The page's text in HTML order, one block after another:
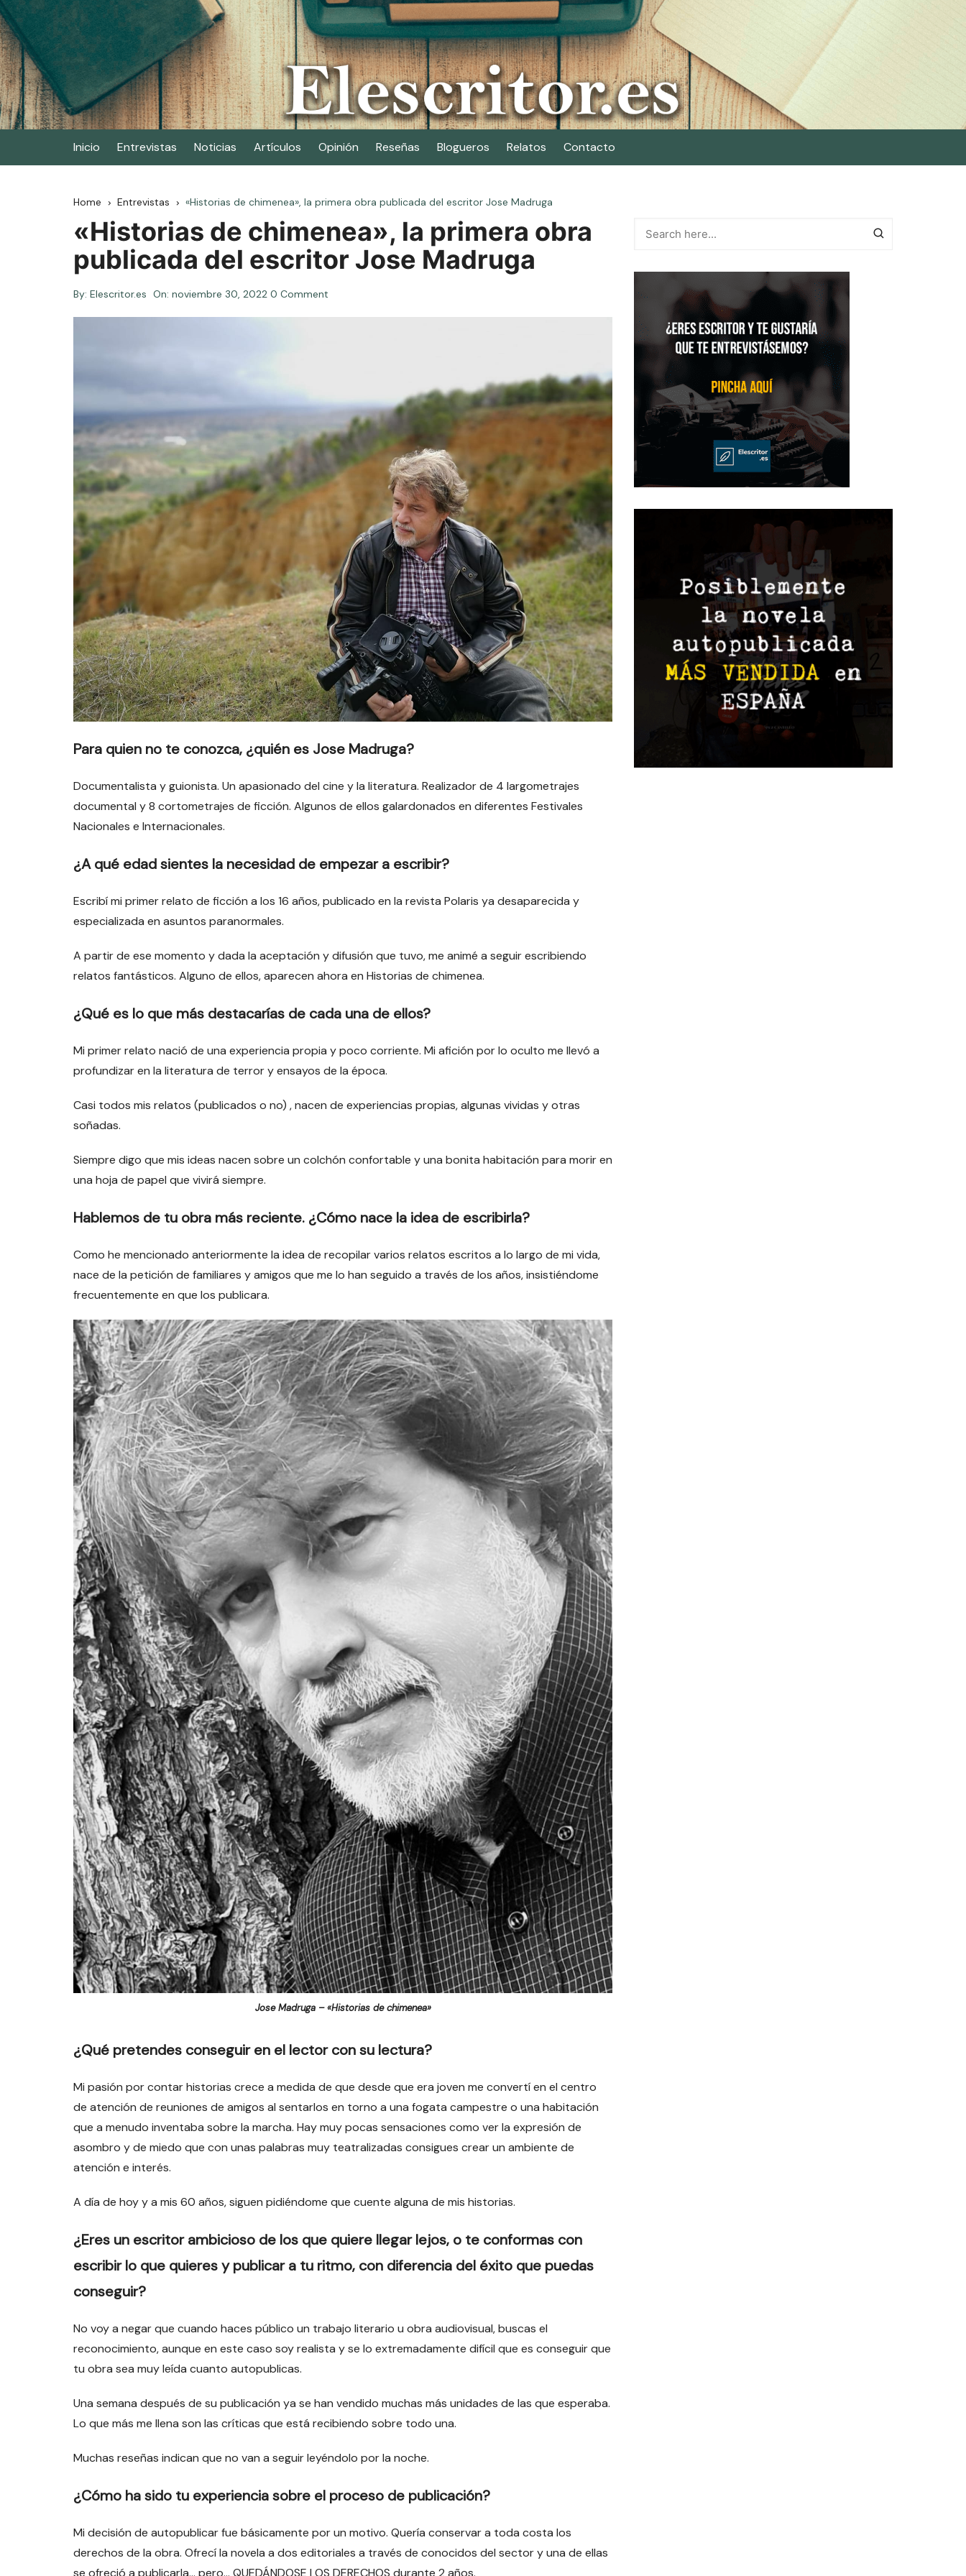
Skip
to
content
Elescritor.es
El periódico digital de los escritores
Inicio Entrevistas Noticias Artículos Opinión Reseñas Blogueros Relatos Contacto
Home Entrevistas «Historias de chimenea», la primera obra publicada del escritor Jose Madruga
«Historias de chimenea», la primera obra
publicada del escritor Jose Madruga
By: Elescritor.es On: noviembre 30, 2022 0 Comment
Para quien no te conozca, ¿quién es Jose Madruga?
Documentalista y guionista. Un apasionado del cine y la literatura. Realizador de 4 largometrajes
documental y 8 cortometrajes de ficción. Algunos de ellos galardonados en diferentes Festivales
Nacionales e Internacionales.
¿A qué edad sientes la necesidad de empezar a escribir?
Escribí mi primer relato de ficción a los 16 años, publicado en la revista Polaris ya desaparecida y
especializada en asuntos paranormales.
A partir de ese momento y dada la aceptación y difusión que tuvo, me animé a seguir escribiendo
relatos fantásticos. Alguno de ellos, aparecen ahora en Historias de chimenea.
¿Qué es lo que más destacarías de cada una de ellos?
Mi primer relato nació de una experiencia propia y poco corriente. Mi afición por lo oculto me llevó a
profundizar en la literatura de terror y ensayos de la época.
Casi todos mis relatos (publicados o no) , nacen de experiencias propias, algunas vividas y otras
soñadas.
Siempre digo que mis ideas nacen sobre un colchón confortable y una bonita habitación para morir en
una hoja de papel que vivirá siempre.
Hablemos de tu obra más reciente. ¿Cómo nace la idea de escribirla?
Como he mencionado anteriormente la idea de recopilar varios relatos escritos a lo largo de mi vida,
nace de la petición de familiares y amigos que me lo han seguido a través de los años, insistiéndome
frecuentemente en que los publicara.
Jose Madruga – «Historias de chimenea»
¿Qué pretendes conseguir en el lector con su lectura?
Mi pasión por contar historias crece a medida de que desde que era joven me convertí en el centro
de atención de reuniones de amigos al sentarlos en torno a una fogata campestre o una habitación
que a menudo inventaba sobre la marcha. Hay muy pocas sensaciones como ver la expresión de
asombro y de miedo que con unas palabras muy teatralizadas consigues crear un ambiente de
atención e interés.
A día de hoy y a mis 60 años, siguen pidiéndome que cuente alguna de mis historias.
¿Eres un escritor ambicioso de los que quiere llegar lejos, o te conformas con
escribir lo que quieres y publicar a tu ritmo, con diferencia del éxito que puedas
conseguir?
No voy a negar que cuando haces público un trabajo literario u obra audiovisual, buscas el
reconocimiento, aunque en este caso soy realista y se lo extremadamente difícil que es conseguir que
tu obra sea muy leída cuanto autopublicas.
Una semana después de su publicación ya se han vendido muchas más unidades de las que esperaba.
Lo que más me llena son las críticas que está recibiendo sobre todo una.
Muchas reseñas indican que no van a seguir leyéndolo por la noche.
¿Cómo ha sido tu experiencia sobre el proceso de publicación?
Mi decisión de autopublicar fue básicamente por un motivo. Quería conservar a toda costa los
derechos de la obra. Ofrecí la novela a dos editoriales a través de conocidos del sector y una de ellas
se ofreció a publicarla… pero… QUEDÁNDOSE LOS DERECHOS durante 2 años.